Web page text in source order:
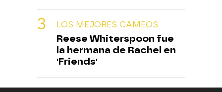
LOS MEJORES CAMEOS
Reese Whiterspoon fue
la hermana de Rachel en
'Friends'